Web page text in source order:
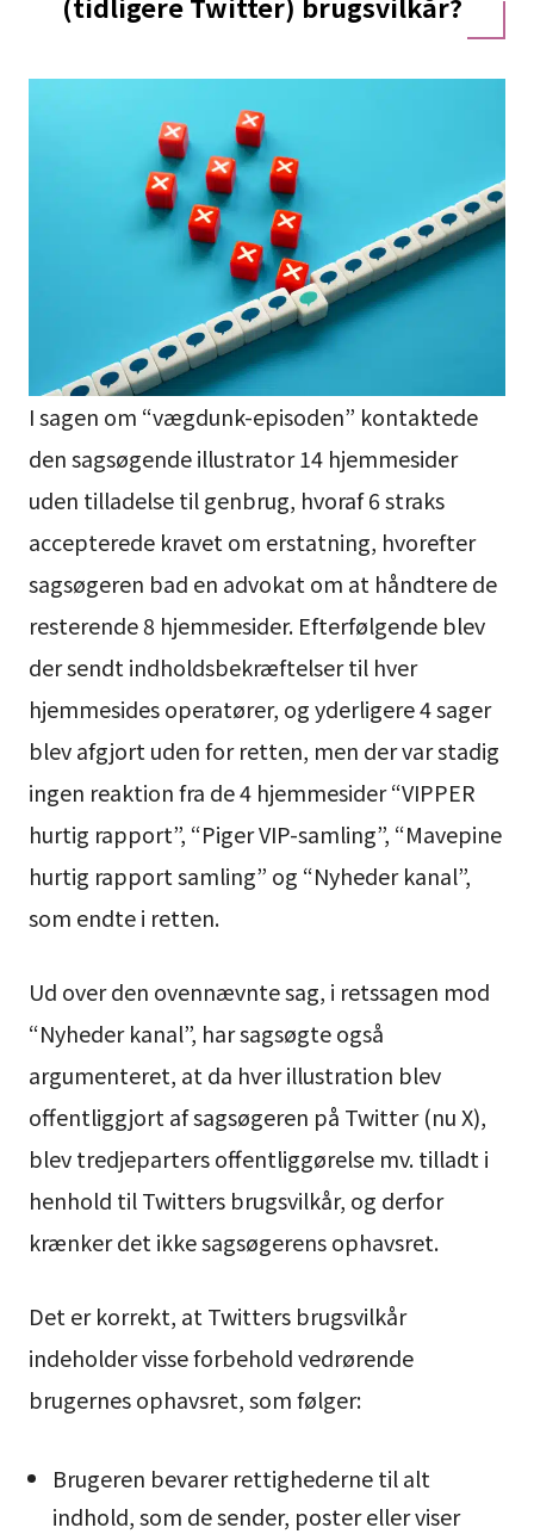
I sagen om “vægdunk-episoden” kontaktede
den sagsøgende illustrator 14 hjemmesider
uden tilladelse til genbrug, hvoraf 6 straks
accepterede kravet om erstatning, hvorefter
sagsøgeren bad en advokat om at håndtere de
resterende 8 hjemmesider. Efterfølgende blev
der sendt indholdsbekræftelser til hver
hjemmesides operatører, og yderligere 4 sager
blev afgjort uden for retten, men der var stadig
ingen reaktion fra de 4 hjemmesider “VIPPER
hurtig rapport”, “Piger VIP-samling”, “Mavepine
hurtig rapport samling” og “Nyheder kanal”,
som endte i retten.
Ud over den ovennævnte sag, i retssagen mod
“Nyheder kanal”, har sagsøgte også
argumenteret, at da hver illustration blev
offentliggjort af sagsøgeren på Twitter (nu X),
blev tredjeparters offentliggørelse mv. tilladt i
henhold til Twitters brugsvilkår, og derfor
krænker det ikke sagsøgerens ophavsret.
Det er korrekt, at Twitters brugsvilkår
indeholder visse forbehold vedrørende
brugernes ophavsret, som følger:
Brugeren bevarer rettighederne til alt
indhold, som de sender, poster eller viser